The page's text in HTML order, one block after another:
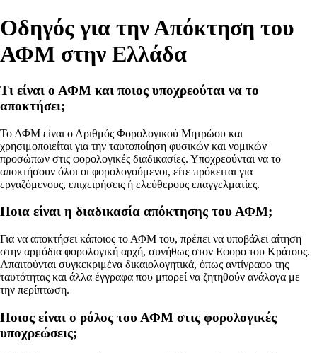
Οδηγός για την Απόκτηση του
ΑΦΜ στην Ελλάδα
Τι είναι ο ΑΦΜ και ποιος υποχρεούται να το
αποκτήσει;
Το ΑΦΜ είναι ο Αριθμός Φορολογικού Μητρώου και
χρησιμοποιείται για την ταυτοποίηση φυσικών και νομικών
προσώπων στις φορολογικές διαδικασίες. Υποχρεούνται να το
αποκτήσουν όλοι οι φορολογούμενοι, είτε πρόκειται για
εργαζόμενους, επιχειρήσεις ή ελεύθερους επαγγελματίες.
Ποια είναι η διαδικασία απόκτησης του ΑΦΜ;
Για να αποκτήσει κάποιος το ΑΦΜ του, πρέπει να υποβάλει αίτηση
στην αρμόδια φορολογική αρχή, συνήθως στον Εφορο του Κράτους.
Απαιτούνται συγκεκριμένα δικαιολογητικά, όπως αντίγραφο της
ταυτότητας και άλλα έγγραφα που μπορεί να ζητηθούν ανάλογα με
την περίπτωση.
Ποιος είναι ο ρόλος του ΑΦΜ στις φορολογικές
υποχρεώσεις;